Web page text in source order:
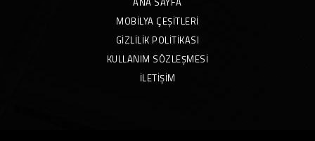
MOBILYA ÇEŞITLERI
GIZLILIK POLITIKASI
KULLANIM SÖZLEŞMESI
İLETIŞIM